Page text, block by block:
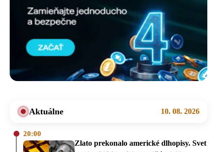
Aktuálne 10. 08. 2026
20:00
Zlato prekonalo americké dlhopisy. Svet